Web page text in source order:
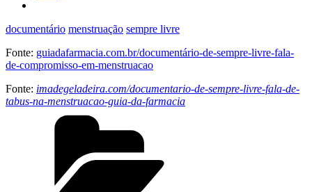
documentário menstruação sempre livre
Fonte: guiadafarmacia.com.br/documentário-de-sempre-livre-fala-
de-compromisso-em-menstruacao
Fonte: imadegeladeira.com/documentario-de-sempre-livre-fala-de-
tabus-na-menstruacao-guia-da-farmacia